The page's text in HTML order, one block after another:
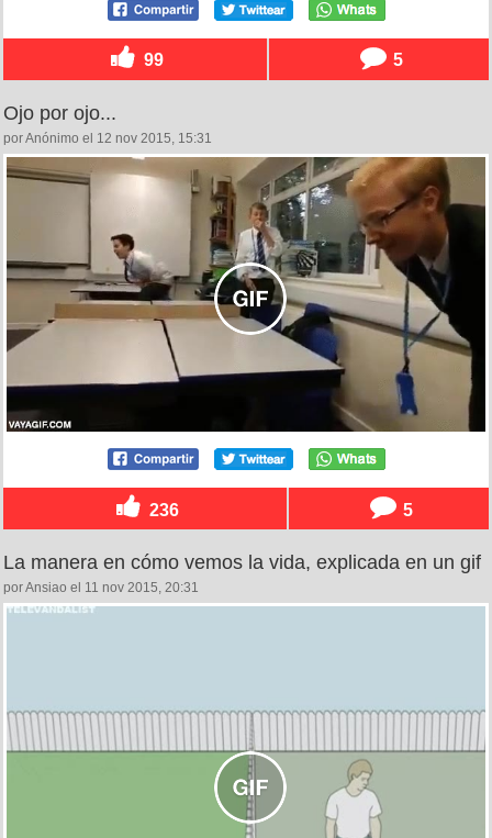
99 5
Ojo por ojo...
por Anónimo el 12 nov 2015, 15:31
236 5
La manera en cómo vemos la vida, explicada en un gif
por Ansiao el 11 nov 2015, 20:31